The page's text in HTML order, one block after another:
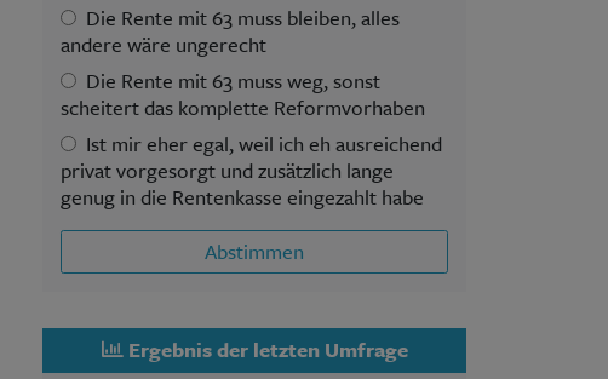
Die Rente mit 63 muss bleiben, alles
andere wäre ungerecht
Die Rente mit 63 muss weg, sonst
scheitert das komplette Reformvorhaben
Ist mir eher egal, weil ich eh ausreichend
privat vorgesorgt und zusätzlich lange
genug in die Rentenkasse eingezahlt habe
Abstimmen
Ergebnis der letzten Umfrage